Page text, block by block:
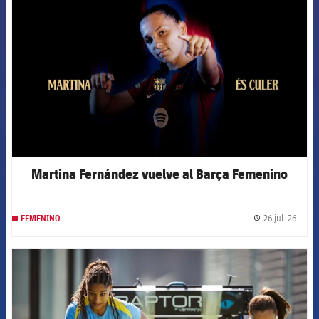
Martina Fernández vuelve al Barça Femenino
FEMENINO 26 jul. 26